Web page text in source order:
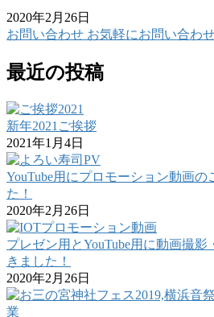
2020年2月26日
お問い合わせ お気軽にお問い合わ
最近の投稿
新年2021ご挨拶
2021年1月4日
YouTube用にプロモーション動画の
た！
2020年2月26日
プレゼン用とYouTube用に動画撮
きました！
2020年2月26日